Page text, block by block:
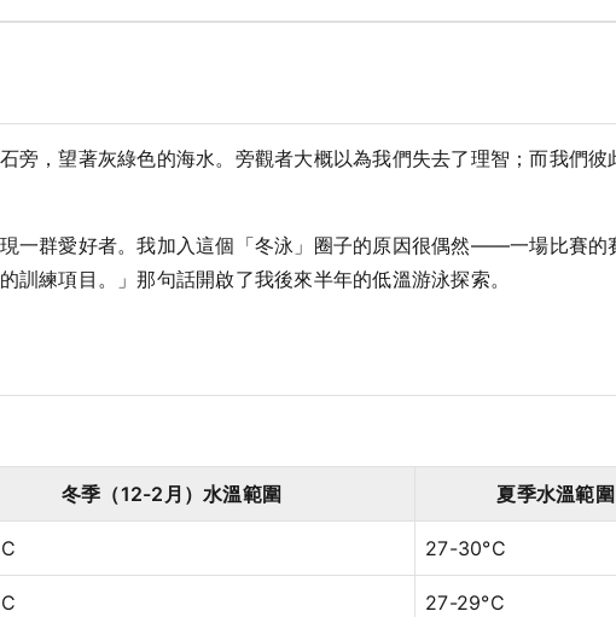
旁，望著灰綠色的海水。旁觀者大概以為我們失去了理智；而我們彼
一群愛好者。我加入這個「冬泳」圈子的原因很偶然——一場比賽的
練項目。」那句話開啟了我後來半年的低溫游泳探索。
冬季（12-2月）水溫範圍 夏季水溫範圍
27-30°C
27-29°C